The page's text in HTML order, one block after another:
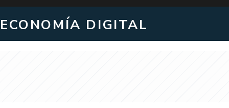
ECONOMÍA DIGITAL